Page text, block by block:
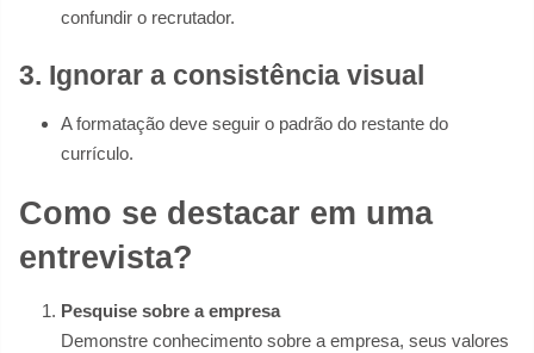
confundir o recrutador.
3. Ignorar a consistência visual
A formatação deve seguir o padrão do restante do
currículo.
Como se destacar em uma
entrevista?
Pesquise sobre a empresa
Demonstre conhecimento sobre a empresa, seus valores